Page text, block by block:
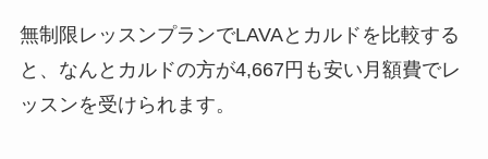
無制限レッスンプランでLAVAとカルドを比較する
と、なんと カルドの方が4,667円も安い月額費でレ
ッスンを受けられます。